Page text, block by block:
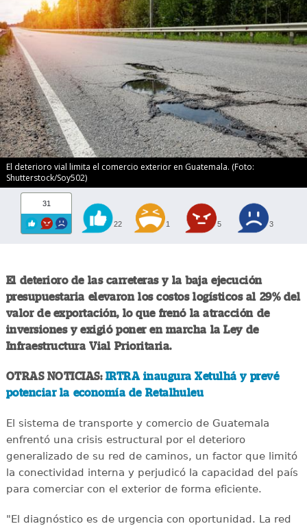
El deterioro vial limita el comercio exterior en Guatemala. (Foto:
Shutterstock/Soy502)
31
22 1 5 3
El deterioro de las carreteras y la baja ejecución
presupuestaria elevaron los costos logísticos al 29% del
valor de exportación, lo que frenó la atracción de
inversiones y exigió poner en marcha la Ley de
Infraestructura Vial Prioritaria.
OTRAS NOTICIAS:IRTRA inaugura Xetulhá y prevé
potenciar la economía de Retalhuleu
El sistema de transporte y comercio de Guatemala
enfrentó una crisis estructural por el deterioro
generalizado de su red de caminos, un factor que limitó
la conectividad interna y perjudicó la capacidad del país
para comerciar con el exterior de forma eficiente.
"El diagnóstico es de urgencia con oportunidad. La red